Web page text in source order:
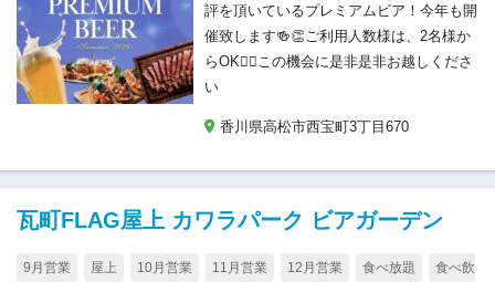
評を頂いているプレミアムビア！今年も開
催致します🍻👏ご利用人数様は、2名様か
らOK🙆‍♂️この機会に是非是非お越しくださ
い
香川県高松市西宝町3丁目670
瓦町FLAG屋上 カワラパーク ビアガーデン
9月営業 屋上 10月営業 11月営業 12月営業 食べ放題 食べ飲